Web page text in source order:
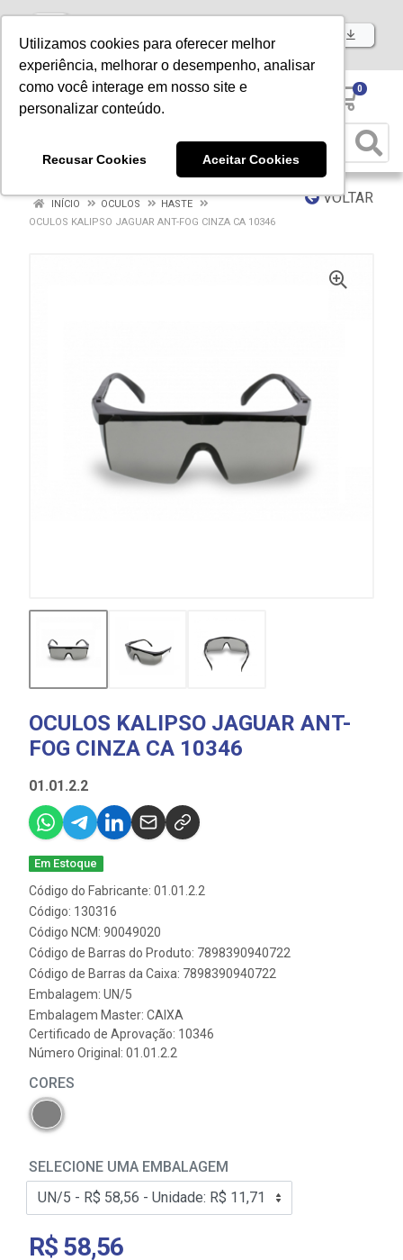
Utilizamos cookies para oferecer melhor
experiência, melhorar o desempenho, analisar
como você interage em nosso site e
personalizar conteúdo.
Recusar Cookies Aceitar Cookies
Baixe já nosso APP
0
VOLTAR
INÍCIO OCULOS
HASTE
OCULOS KALIPSO JAGUAR ANT-FOG CINZA CA 10346
OCULOS KALIPSO JAGUAR ANT-
FOG CINZA CA 10346
01.01.2.2
Em Estoque
Código do Fabricante: 01.01.2.2
Código: 130316
Código NCM: 90049020
Código de Barras do Produto: 7898390940722
Código de Barras da Caixa: 7898390940722
Embalagem: UN/5
Embalagem Master: CAIXA
Certificado de Aprovação: 10346
Número Original: 01.01.2.2
CORES
SELECIONE UMA EMBALAGEM
R$ 58,56